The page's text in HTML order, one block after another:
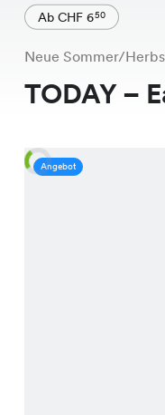
Ab CHF 650
Neue Sommer/
TODAY –
Angebot